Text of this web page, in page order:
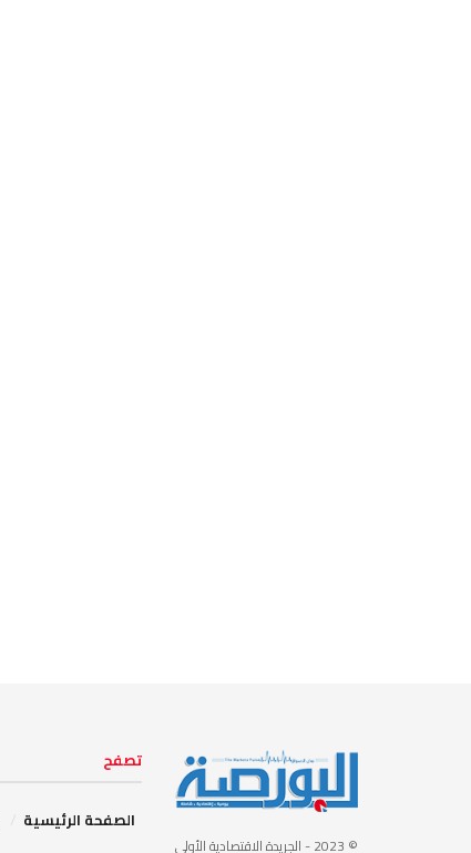
© 2023 - الجريدة الاقتصادية الأولى
تصفح
الصفحة الرئيسية